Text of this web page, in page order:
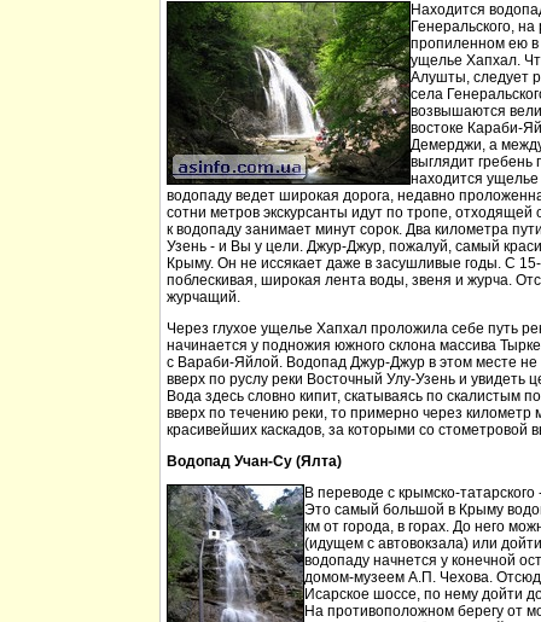
Находится
Генеральского,
пропиленном ею в
ущелье Хапхал.
Алушты, следует
села
возвышаются
востоке Караби-
Демерджи, а
выглядит гребень
находится
водопаду ведет широкая дорога, недавно
сотни метров экскурсанты идут по тропе, отходящей
к водопаду занимает минут сорок. Два километра
Узень - и Вы у цели. Джур-Джур, пожалуй, самый
Крыму. Он не иссякает даже в засушливые годы. С
поблескивая, широкая лента воды, звеня и журча.
журчащий.
Через глухое ущелье Хапхал проложила себе путь
начинается у подножия южного склона массива
с Вараби-Яйлой. Водопад Джур-Джур в этом месте
вверх по руслу реки Восточный Улу-Узень и увидеть
Вода здесь словно кипит, скатываясь по скалистым
вверх по течению реки, то примерно через километр
красивейших каскадов, за которыми со стометровой
Водопад Учан-Су (Ялта)
В переводе с крымско-
Это самый большой в Крыму
км от города, в горах. До него
(идущем с автовокзала) или
водопаду начнется у конечной
домом-музеем А.П. Чехова.
Исарское шоссе, по нему дойти
На противоположном берегу от